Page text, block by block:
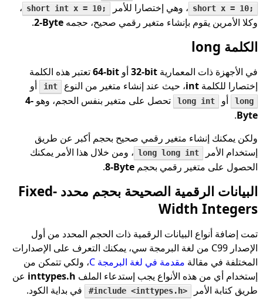
short x = 10; ، وهي إختصارا للأمر short int x = 10; ،
وكلا الأمرين يقوم بإنشاء متغير رقمي صحيح، حجمه 2-Byte
.
الكلمة long
في الأجهزة ذات المعمارية 32-bitأو 64-bitتعتبر هذه الكلمة
إختصارا للكلمة int، حيث عند إنشاء متغير من النوع int أو
long أو long int تحصل على متغير بنفس الحجم، وهو 4-
Byte
.
ولكن يمكنك إنشاء متغير رقمي صحيح بحجم أكبر عن طريق
إستخدام الأمر
long long int ، ومن خلال هذا الأمر يمكنك
الحصول على متغير رقمي بحجم 8-Byte
.
البيانات الرقمية الصحيحة بحجم محدد Fixed-
Width Integers
تمت إضافة أنواع البيانات الرقمية ذات الحجم المحدد من أول
الإصدار C99 من لغة البرمجة سي، يمكنك التعرف على الإصدارات
المختلفة في مقالة مقدمة في لغة البرمجة C
، ولكي تتمكن من
إستخدام أي من هذه الأنواع يجب إستدعاء الملف inttypes.h عن
طريق كتابة الأمر
#include <inttypes.h>
في بداية الكود.